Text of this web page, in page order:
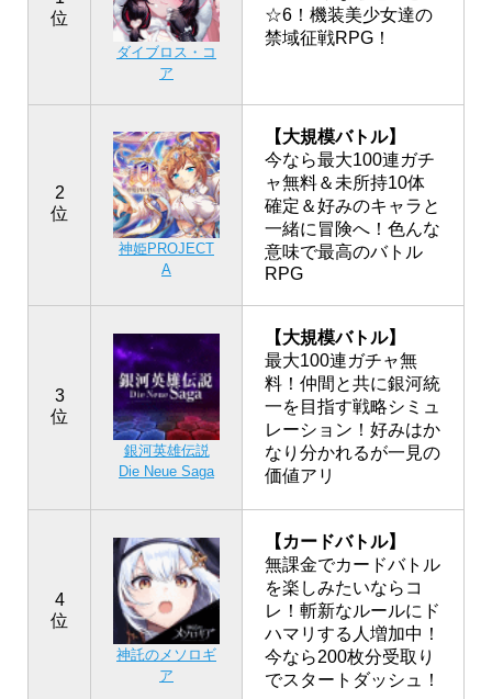
位
ダイブロス・コ
ア
☆6！機装美少女達の
禁域征戦RPG！
2
位
神姫PROJECT
A
【大規模バトル】
今なら最大100連ガチ
ャ無料＆未所持10体
確定＆好みのキャラと
一緒に冒険へ！色んな
意味で最高のバトル
RPG
3
位
銀河英雄伝説
Die Neue Saga
【大規模バトル】
最大100連ガチャ無
料！仲間と共に銀河統
一を目指す戦略シミュ
レーション！好みはか
なり分かれるが一見の
価値アリ
4
位
神託のメソロギ
ア
【カードバトル】
無課金でカードバトル
を楽しみたいならコ
レ！斬新なルールにド
ハマリする人増加中！
今なら200枚分受取り
でスタートダッシュ！